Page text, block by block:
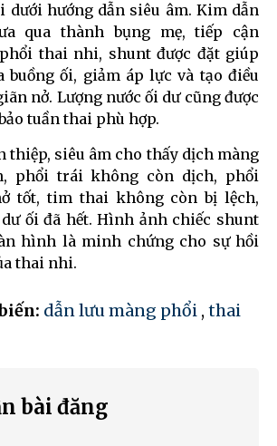
dưới hướng dẫn siêu âm. Kim dẫn
qua thành bụng mẹ, tiếp cận
thai nhi, shunt được đặt giúp
buồng ối, giảm áp lực và tạo điều
nở. Lượng nước ối dư cũng được
tuần thai phù hợp.
thiệp, siêu âm cho thấy dịch màng
phổi trái không còn dịch, phổi
tốt, tim thai không còn bị lệch,
ối đã hết. Hình ảnh chiếc shunt
hình là minh chứng cho sự hồi
thai nhi.
dẫn lưu màng phổi , thai
bài đăng